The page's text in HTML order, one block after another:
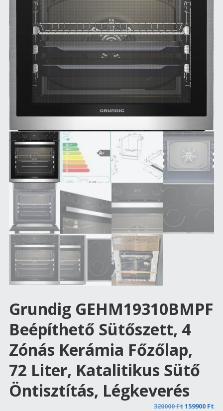
Grundig GEHM19310BMPF
Beépíthető Sütőszett, 4
Zónás Kerámia Főzőlap,
72 Liter, Katalitikus Sütő
Öntisztítás, Légkeverés
320000FtOriginal
159900 Ft